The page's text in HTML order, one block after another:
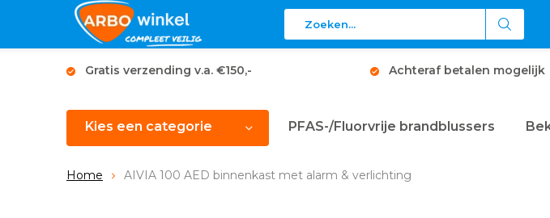
Gratis verzending v.a. €150,- Achteraf betalen mogelijk
Kies een categorie PFAS-/Fluorvrije brandblussers
Home AIVIA 100 AED binnenkast met alarm & verlichting